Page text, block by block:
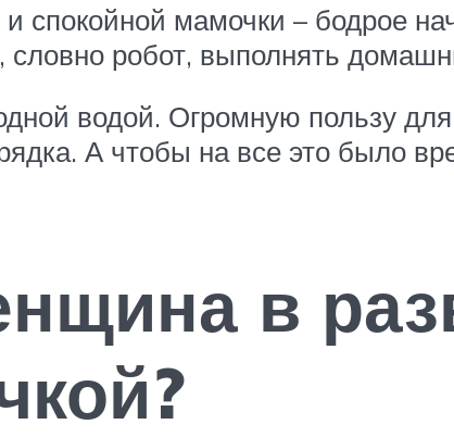
спокойной мамочки – бодрое
робот, выполнять
водой. Огромную пользу
А чтобы на все это было
в